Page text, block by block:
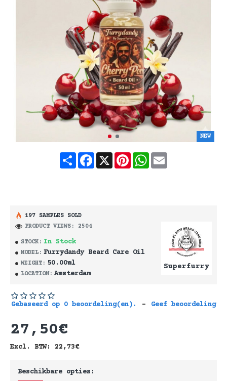
NEW
ShareFacebook
X Pinterest
WhatsApp
Email
STOCK: In Stock
MODEL: Furrydandy Beard Care Oil
WEIGHT: 50.00ml
LOCATION: Amsterdam
Superfurry
197 SAMPLES SOLD
PRODUCT VIEWS: 2504
Gebaseerd op 0 beoordeling(en). - Geef beoordeling
27,50€
Excl. BTW: 22,73€
Beschikbare opties: